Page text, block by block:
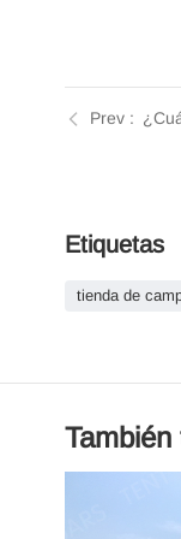
Etiquetas
tienda de